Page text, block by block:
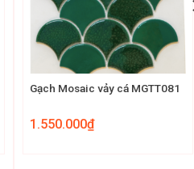
Gạch Mosaic vảy cá MGTT081
1.550.000₫